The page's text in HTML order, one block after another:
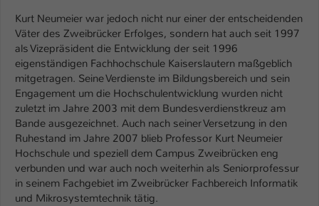
Kurt Neumeier war jedoch nicht nur einer der entscheidenden
Väter des Zweibrücker Erfolges, sondern hat auch seit 1997
als Vizepräsident die Entwicklung der seit 1996
eigenständigen Fachhochschule Kaiserslautern maßgeblich
mitgetragen. Seine Verdienste im Bildungsbereich und sein
Engagement um die Hochschulentwicklung wurden nicht
zuletzt im Jahre 2003 mit dem Bundesverdienstkreuz am
Bande ausgezeichnet. Auch nach seiner Versetzung in den
Ruhestand im Jahre 2007 blieb Professor Kurt Neumeier
Hochschule und speziell dem Campus Zweibrücken eng
verbunden und war auch noch weiterhin als Seniorprofessur
in seinem Fachgebiet im Zweibrücker Fachbereich Informatik
und Mikrosystemtechnik tätig.